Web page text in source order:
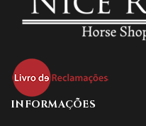
INFORMAÇÕES